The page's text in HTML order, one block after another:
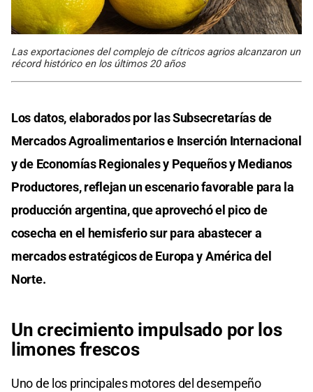
Las exportaciones del complejo de cítricos agrios alcanzaron un
récord histórico en los últimos 20 años
Los datos, elaborados por las Subsecretarías de
Mercados Agroalimentarios e Inserción Internacional
y de Economías Regionales y Pequeños y Medianos
Productores, reflejan un escenario favorable para la
producción argentina, que aprovechó el pico de
cosecha en el hemisferio sur para abastecer a
mercados estratégicos de Europa y América del
Norte.
Un crecimiento impulsado por los
limones frescos
Uno de los principales motores del desempeño